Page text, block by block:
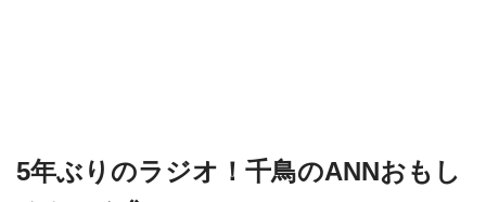
5年ぶりのラジオ！千鳥のANNおもし